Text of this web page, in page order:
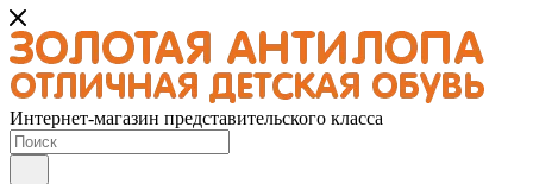
Интернет-магазин представительского класса